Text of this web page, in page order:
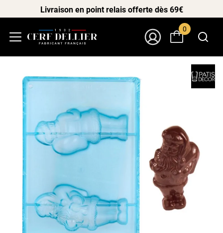
Livraison en point relais offerte dès 69€
0